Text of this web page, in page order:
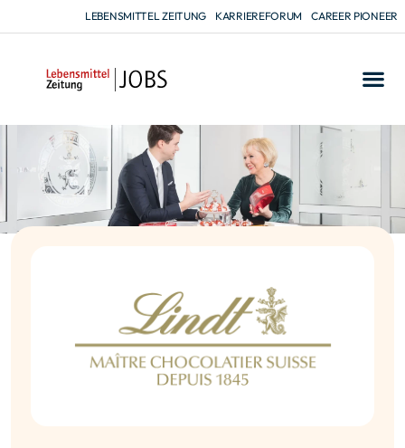
LEBENSMITTEL ZEITUNG KARRIEREFORUM CAREER PIONEER